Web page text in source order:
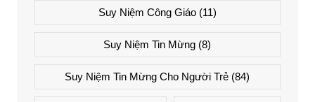
Suy Niệm Công Giáo(11)
Suy Niệm Tin Mừng (8)
Suy Niệm Tin Mừng Cho Người Trẻ (84)